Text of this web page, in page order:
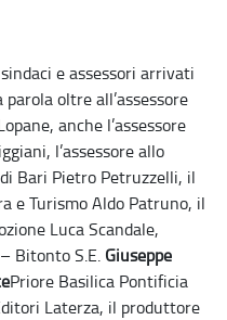
e assessori arrivati
oltre all’assessore
anche l’assessore
l’assessore allo
Bari Pietro Petruzzelli, il
e Turismo Aldo Patruno, il
Luca Scandale,
Bitonto S.E. Giuseppe
Priore Basilica Pontificia
Laterza, il produttore